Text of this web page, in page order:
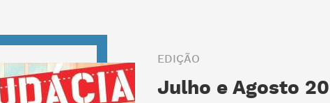
EDIÇÃO
Julho e Agosto